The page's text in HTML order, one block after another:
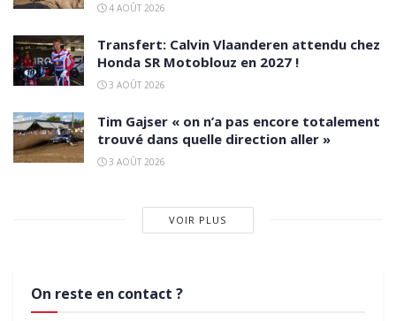
4 AOÛT 2026
Transfert: Calvin Vlaanderen attendu chez
Honda SR Motoblouz en 2027 !
3 AOÛT 2026
Tim Gajser « on n’a pas encore totalement
trouvé dans quelle direction aller »
3 AOÛT 2026
VOIR PLUS
On reste en contact ?